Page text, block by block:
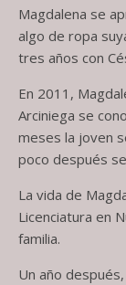
Magdalena se
algo de ropa
tres años con
En 2011,
Arciniega se
meses la joven
poco después
La vida de
Licenciatura en
familia.
Un año